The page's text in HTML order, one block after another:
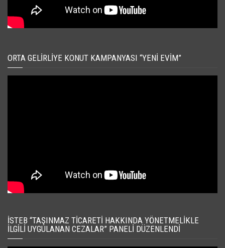
ORTA GELIRLIYE KONUT KAMPANYASI “YENI EVIM”
İSTEB “TAŞINMAZ TICARETI HAKKINDA YÖNETMELIKLE
İLGILI UYGULANAN CEZALAR” PANELI DÜZENLENDI